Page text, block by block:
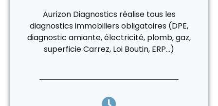
Aurizon Diagnostics réalise tous les
diagnostics immobiliers obligatoires (DPE,
diagnostic amiante, électricité, plomb, gaz,
superficie Carrez, Loi Boutin, ERP…)